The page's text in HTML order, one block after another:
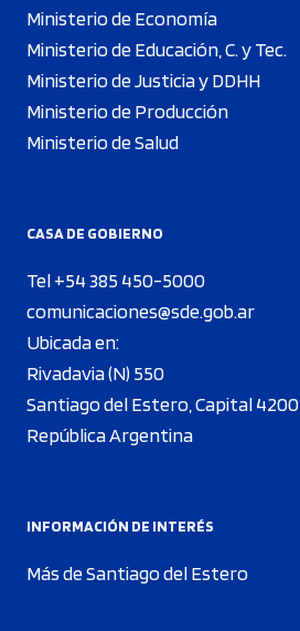
Ministerio de Economía
Ministerio de Educación, C. y Tec.
Ministerio de Justicia y DDHH
Ministerio de Producción
Ministerio de Salud
CASA DE GOBIERNO
Tel +54 385 450-5000
comunicaciones@sde.gob.ar
Ubicada en:
Rivadavia (N) 550
Santiago del Estero, Capital 4200
República Argentina
INFORMACIÓN DE INTERÉS
Más de Santiago del Estero